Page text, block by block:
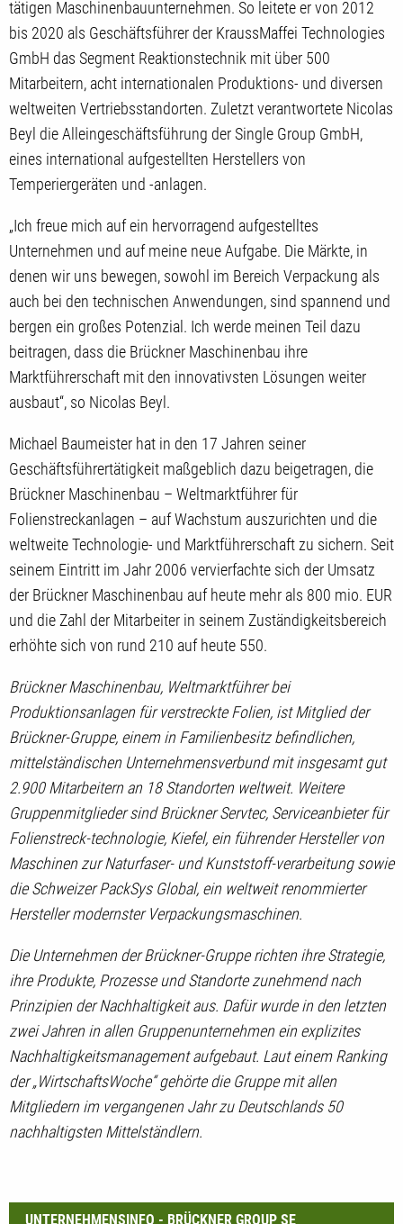
tätigen Maschinenbauunternehmen. So leitete er von 2012
bis 2020 als Geschäftsführer der KraussMaffei Technologies
GmbH das Segment Reaktionstechnik mit über 500
Mitarbeitern, acht internationalen Produktions- und diversen
weltweiten Vertriebsstandorten. Zuletzt verantwortete Nicolas
Beyl die Alleingeschäftsführung der Single Group GmbH,
eines international aufgestellten Herstellers von
Temperiergeräten und -anlagen.
„Ich freue mich auf ein hervorragend aufgestelltes
Unternehmen und auf meine neue Aufgabe. Die Märkte, in
denen wir uns bewegen, sowohl im Bereich Verpackung als
auch bei den technischen Anwendungen, sind spannend und
bergen ein großes Potenzial. Ich werde meinen Teil dazu
beitragen, dass die Brückner Maschinenbau ihre
Marktführerschaft mit den innovativsten Lösungen weiter
ausbaut“, so Nicolas Beyl.
Michael Baumeister hat in den 17 Jahren seiner
Geschäftsführertätigkeit maßgeblich dazu beigetragen, die
Brückner Maschinenbau – Weltmarktführer für
Folienstreckanlagen – auf Wachstum auszurichten und die
weltweite Technologie- und Marktführerschaft zu sichern. Seit
seinem Eintritt im Jahr 2006 vervierfachte sich der Umsatz
der Brückner Maschinenbau auf heute mehr als 800 mio. EUR
und die Zahl der Mitarbeiter in seinem Zuständigkeitsbereich
erhöhte sich von rund 210 auf heute 550.
Brückner Maschinenbau, Weltmarktführer bei
Produktionsanlagen für verstreckte Folien, ist Mitglied der
Brückner-Gruppe, einem in Familienbesitz befindlichen,
mittelständischen Unternehmensverbund mit insgesamt gut
2.900 Mitarbeitern an 18 Standorten weltweit. Weitere
Gruppenmitglieder sind Brückner Servtec, Serviceanbieter für
Folienstreck-technologie, Kiefel, ein führender Hersteller von
Maschinen zur Naturfaser- und Kunststoff-verarbeitung sowie
die Schweizer PackSys Global, ein weltweit renommierter
Hersteller modernster Verpackungsmaschinen.
Die Unternehmen der Brückner-Gruppe richten ihre Strategie,
ihre Produkte, Prozesse und Standorte zunehmend nach
Prinzipien der Nachhaltigkeit aus. Dafür wurde in den letzten
zwei Jahren in allen Gruppenunternehmen ein explizites
Nachhaltigkeitsmanagement aufgebaut. Laut einem Ranking
der „WirtschaftsWoche“ gehörte die Gruppe mit allen
Mitgliedern im vergangenen Jahr zu Deutschlands 50
nachhaltigsten Mittelständlern.
UNTERNEHMENSINFO - BRÜCKNER GROUP SE